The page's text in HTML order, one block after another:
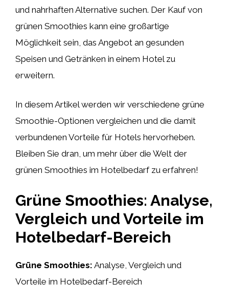
und nahrhaften Alternative suchen. Der Kauf von
grünen Smoothies kann eine großartige
Möglichkeit sein, das Angebot an gesunden
Speisen und Getränken in einem Hotel zu
erweitern.
In diesem Artikel werden wir verschiedene grüne
Smoothie-Optionen vergleichen und die damit
verbundenen Vorteile für Hotels hervorheben.
Bleiben Sie dran, um mehr über die Welt der
grünen Smoothies im Hotelbedarf zu erfahren!
Grüne Smoothies: Analyse,
Vergleich und Vorteile im
Hotelbedarf-Bereich
Grüne Smoothies: Analyse, Vergleich und
Vorteile im Hotelbedarf-Bereich